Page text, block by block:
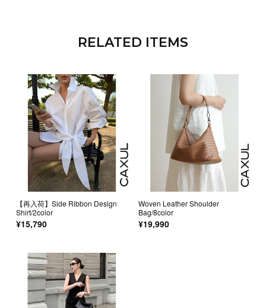
RELATED ITEMS
【再入荷】Side Ribbon Design
Shirt/2color
¥15,790
Woven Leather Shoulder
Bag/8color
¥19,990